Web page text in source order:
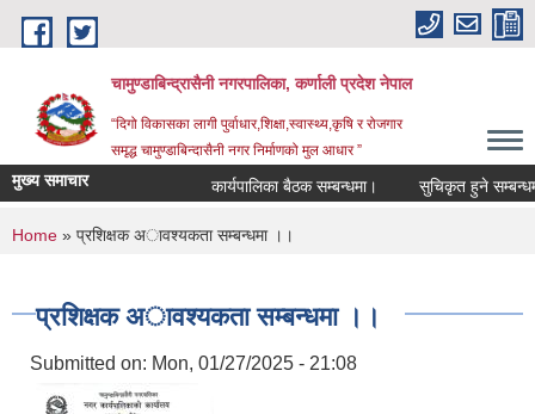
Skip to main content
चामुण्डाबिन्द्रासैनी नगरपालिका, कर्णाली प्रदेश नेपाल
“दिगो विकासका लागी पुर्वाधार,शिक्षा,स्वास्थ्य,कृषि र रोजगार
समृद्ध चामुण्डाबिन्दासैनी नगर निर्माणको मुल आधार ”
मुख्य समाचार कार्यपालिका बैठक सम्बन्धमा। सुचिकृत हुने
You are here
Home » प्रशिक्षक अावश्यकता सम्बन्धमा ।।
प्रशिक्षक अावश्यकता सम्बन्धमा ।।
Submitted on: Mon, 01/27/2025 - 21:08